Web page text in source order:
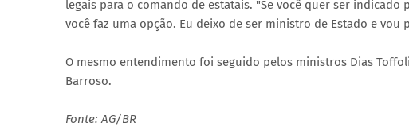
legais para o comando de estatais. "Se você quer ser
você faz uma opção. Eu deixo de ser ministro de Estado e
O mesmo entendimento foi seguido pelos ministros Dias
Barroso.
Fonte: AG/BR